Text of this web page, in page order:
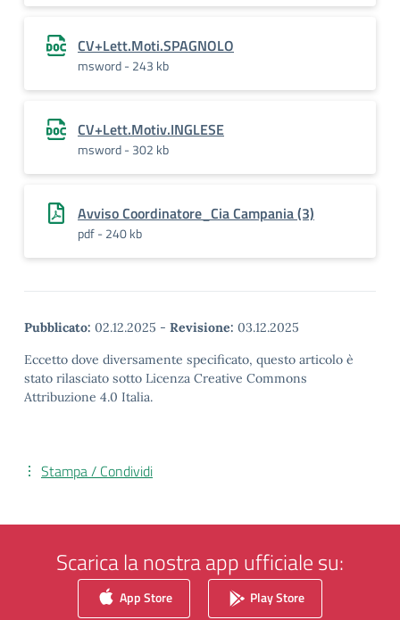
CV+Lett.Moti.SPAGNOLO
msword - 243 kb
CV+Lett.Motiv.INGLESE
msword - 302 kb
Avviso Coordinatore_Cia Campania (3)
pdf - 240 kb
Pubblicato: 02.12.2025 - Revisione: 03.12.2025
Eccetto dove diversamente specificato, questo articolo è
stato rilasciato sotto Licenza Creative Commons
Attribuzione 4.0 Italia.
Stampa / Condividi
Scarica la nostra app ufficiale su:
App Store Play Store